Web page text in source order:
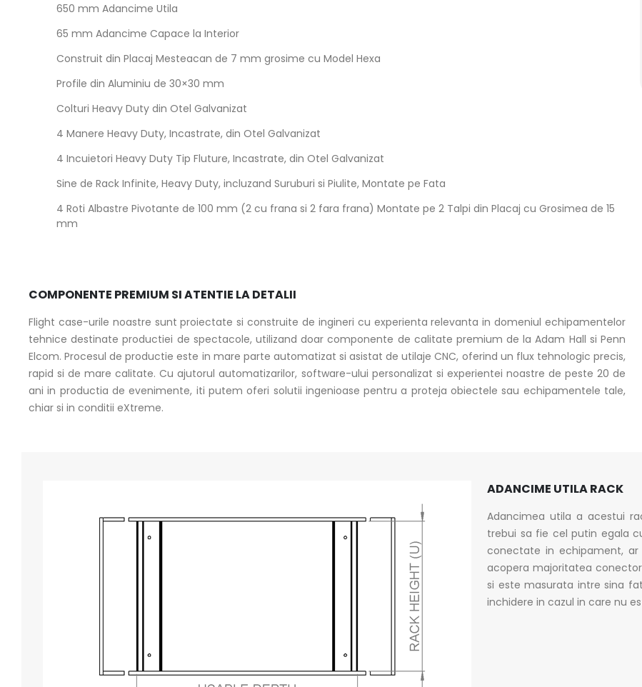
650 mm Adancime Utila
65 mm Adancime Capace la Interior
Construit din Placaj Mesteacan de 7 mm grosime cu Model Hexa
Profile din Aluminiu de 30×30 mm
Colturi Heavy Duty din Otel Galvanizat
4 Manere Heavy Duty, Incastrate, din Otel Galvanizat
4 Incuietori Heavy Duty Tip Fluture, Incastrate, din Otel Galvanizat
Sine de Rack Infinite, Heavy Duty, incluzand Suruburi si Piulite, Montate pe Fata
4 Roti Albastre Pivotante de 100 mm (2 cu frana si 2 fara frana) Montate pe 2 Talpi din Placaj cu Grosimea de 15
mm
COMPONENTE PREMIUM SI ATENTIE LA DETALII
Flight case-urile noastre sunt proiectate si construite de ingineri cu experienta relevanta in domeniul echipamentelor
tehnice destinate productiei de spectacole, utilizand doar componente de calitate premium de la Adam Hall si Penn
Elcom. Procesul de productie este in mare parte automatizat si asistat de utilaje CNC, oferind un flux tehnologic precis,
rapid si de mare calitate. Cu ajutorul automatizarilor, software-ului personalizat si experientei noastre de peste 20 de
ani in productia de evenimente, iti putem oferi solutii ingenioase pentru a proteja obiectele sau echipamentele tale,
chiar si in conditii eXtreme.
ADANCIME UTILA RACK
Adancimea utila a acestui
trebui sa fie cel putin egala
conectate in echipament,
acopera majoritatea
si este masurata intre sina
inchidere in cazul in care nu